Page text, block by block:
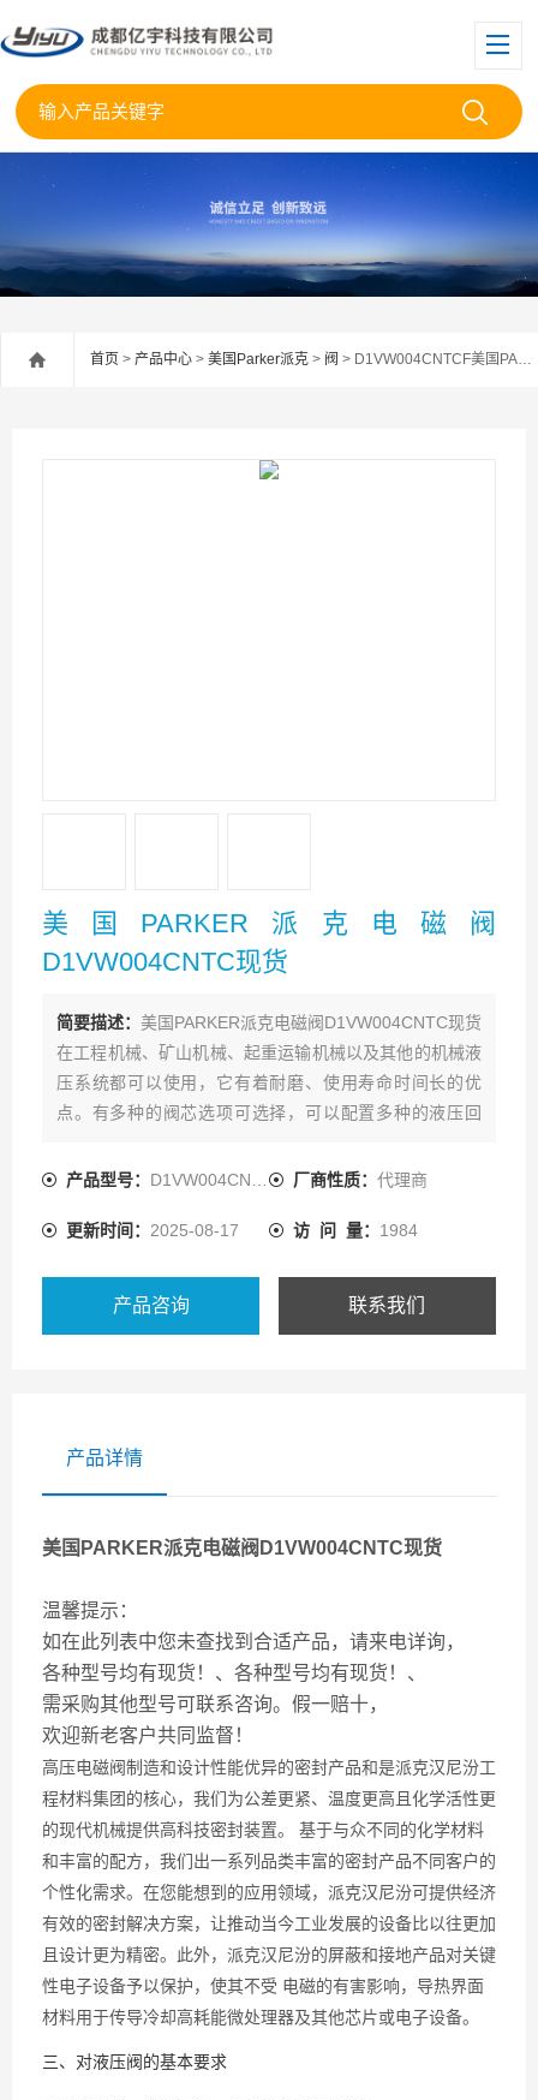
首页 > 产品中心 > 美国Parker派克 > 阀 > D1VW004CNTCF美国PARKER派克电磁阀D1VW004CNTC现货
美国PARKER派克电磁阀
D1VW004CNTC现货
简要描述： 美国PARKER派克电磁阀D1VW004CNTC现货
在工程机械、矿山机械、起重运输机械以及其他的机械液
压系统都可以使用，它有着耐磨、使用寿命时间长的优
点。有多种的阀芯选项可选择，可以配置多种的液压回
上有一个附加的阻尼孔能延长换向时间。
产品型号： D1VW004CNTCF 厂商性质： 代理商
更新时间： 2025-08-17 访 问 量： 1984
产品咨询 联系我们
产品详情
美国PARKER派克电磁阀D1VW004CNTC现货
温馨提示：
如在此列表中您未查找到合适产品，请来电详询，
各种型号均有现货！、各种型号均有现货！、
需采购其他型号可联系咨询。假一赔十，
欢迎新老客户共同监督！
高压电磁阀制造和设计性能优异的密封产品和是派克汉尼汾工
程材料集团的核心，我们为公差更紧、温度更高且化学活性更
的现代机械提供高科技密封装置。 基于与众不同的化学材料
和丰富的配方，我们出一系列品类丰富的密封产品不同客户的
个性化需求。在您能想到的应用领域，派克汉尼汾可提供经济
有效的密封解决方案，让推动当今工业发展的设备比以往更加
且设计更为精密。此外，派克汉尼汾的屏蔽和接地产品对关键
性电子设备予以保护，使其不受 电磁的有害影响，导热界面
材料用于传导冷却高耗能微处理器及其他芯片或电子设备。
三、对液压阀的基本要求